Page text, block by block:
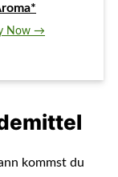
Now →
kommst du